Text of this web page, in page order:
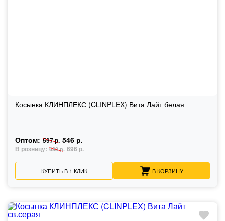
Косынка КЛИНПЛЕКС (CLINPLEX) Вита Лайт белая
Оптом: 597 р. 546 р.
В розницу: 699 р. 696 р.
КУПИТЬ В 1 КЛИК В КОРЗИНУ